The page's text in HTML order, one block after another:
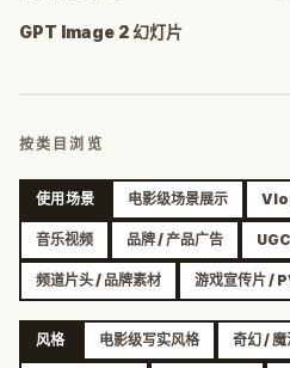
GPT Image 2 幻灯片
按类目浏览
使用场景 电影级场景展示
音乐视频 品牌 / 产品广告
频道片头 / 品牌素材 游戏宣传片 /
风格 电影级写实风格 奇幻 / 魔